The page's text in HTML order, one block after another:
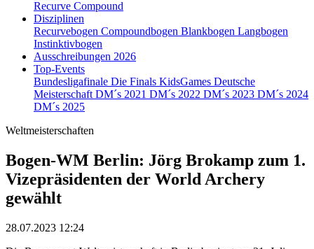
Recurve Compound
Disziplinen
Recurvebogen Compoundbogen Blankbogen Langbogen
Instinktivbogen
Ausschreibungen 2026
Top-Events
Bundesligafinale Die Finals KidsGames Deutsche
Meisterschaft DM´s 2021 DM´s 2022 DM´s 2023 DM´s 2024
DM´s 2025
Weltmeisterschaften
Bogen-WM Berlin: Jörg Brokamp zum 1.
Vizepräsidenten der World Archery
gewählt
28.07.2023 12:24